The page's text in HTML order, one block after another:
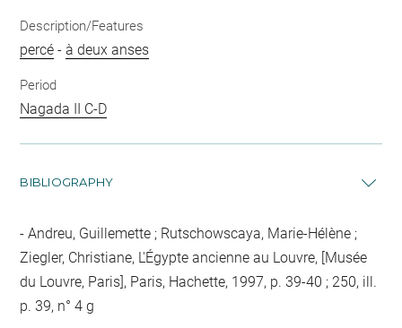
Description/Features
percé -à deux anses
Period
Nagada II C-D
BIBLIOGRAPHY
Andreu, Guillemette ; Rutschowscaya, Marie-Hélène ;
Ziegler, Christiane, L'Égypte ancienne au Louvre, [Musée
du Louvre, Paris], Paris, Hachette, 1997, p. 39-40 ; 250, ill.
p. 39, n° 4 g